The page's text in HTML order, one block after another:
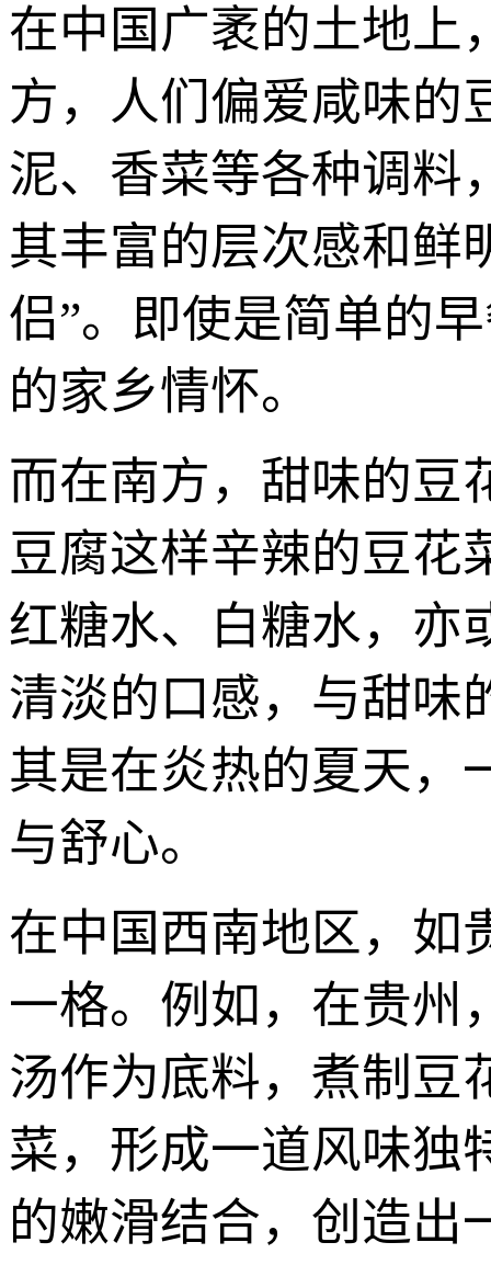
在中国广袤的土地上
方，人们偏爱咸味的
泥、香菜等各种调料
其丰富的层次感和鲜
侣”。即使是简单的
的家乡情怀。
而在南方，甜味的豆
豆腐这样辛辣的豆花
红糖水、白糖水，亦
清淡的口感，与甜味
其是在炎热的夏天，
与舒心。
在中国西南地区，如
一格。例如，在贵州
汤作为底料，煮制豆
菜，形成一道风味独
的嫩滑结合，创造出